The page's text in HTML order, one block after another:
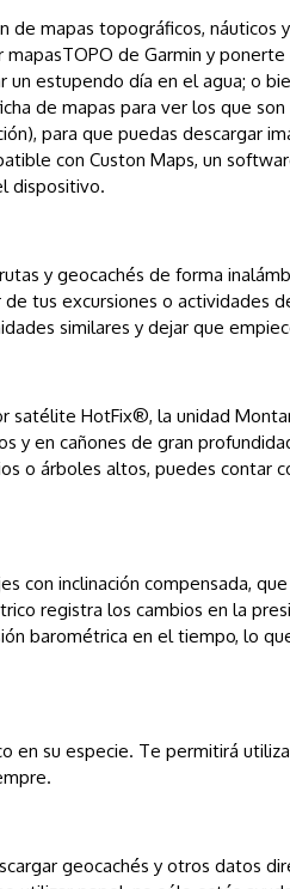
de mapas topográficos, náuticos
de Garmin y
estupendo día en el agua; o
de mapas para ver los que
para que puedas descargar
con Custon Maps, un
dispositivo.
y geocachés de forma
tus excursiones o actividades
similares y dejar que
satélite HotFix®, la unidad
y en cañones de gran
o árboles altos, puedes contar
con inclinación compensada,
registra los cambios en la
barométrica en el tiempo, lo
en su especie. Te permitirá
geocachés y otros datos